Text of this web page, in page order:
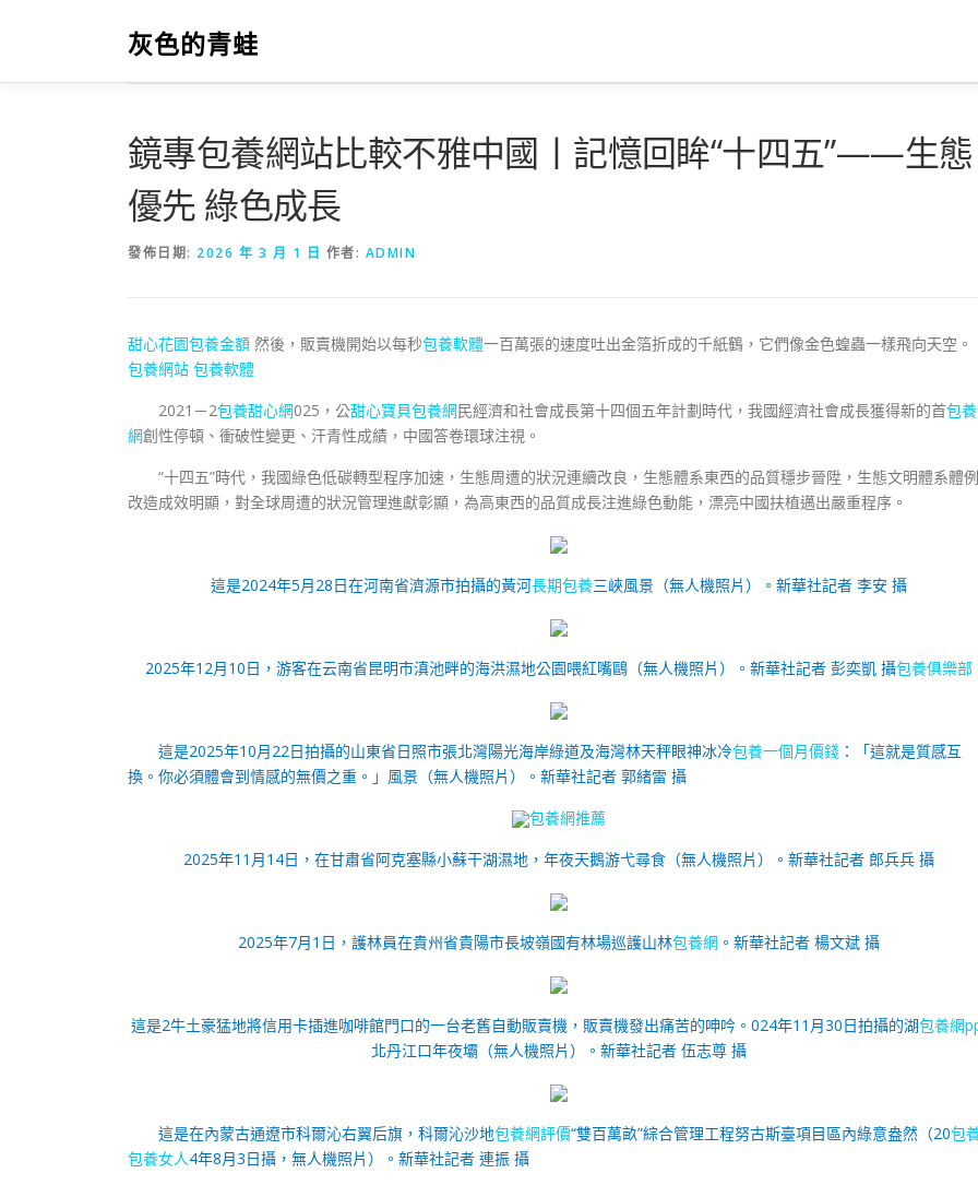
要
灰色的青蛙
鏡專包養網站比較不雅中國丨記憶回眸“十四五”——生態
優先 綠色成長
發佈日期: 2026 年 3 月 1 日 作者: ADMIN
甜心花園包養金額 然後，販賣機開始以每秒包養軟體一百萬張的速度吐出金箔折成的千紙鶴，它們像金色蝗蟲一樣飛向天空。
包養網站 包養軟體
2021－2包養甜心網025，公甜心寶貝包養網民經濟和社會成長第十四個五年計劃時代，我國經濟社會成長獲得新的首包養
網創性停頓、衝破性變更、汗青性成績，中國答卷環球注視。
“十四五”時代，我國綠色低碳轉型程序加速，生態周遭的狀況連續改良，生態體系東西的品質穩步晉陞，生態文明體系體例
改造成效明顯，對全球周遭的狀況管理進獻彰顯，為高東西的品質成長注進綠色動能，漂亮中國扶植邁出嚴重程序。
這是2024年5月28日在河南省濟源市拍攝的黃河長期包養三峽風景（無人機照片）。新華社記者 李安 攝
2025年12月10日，游客在云南省昆明市滇池畔的海洪濕地公園喂紅嘴鷗（無人機照片）。新華社記者 彭奕凱 攝包養俱樂部
這是2025年10月22日拍攝的山東省日照市張北灣陽光海岸綠道及海灣林天秤眼神冰冷包養一個月價錢 ：「這就是質感互
換。你必須體會到情感的無價之重。」風景（無人機照片）。 新華社記者 郭緒雷 攝
包養網推薦
2025年11月14日，在甘肅省阿克塞縣小蘇干湖濕地，年夜天鵝游弋尋食（無人機照片）。新華社記者 郎兵兵 攝
2025年7月1日，護林員在貴州省貴陽市長坡嶺國有林場巡護山林包養網 。新華社記者 楊文斌 攝
這是2牛土豪猛地將信用卡插進咖啡館門口的一台老舊自動販賣機，販賣機發出痛苦的呻吟。024年11月30日拍攝的湖包養網
北丹江口年夜壩（無人機照片）。新華社記者 伍志尊 攝
這是在內蒙古通遼市科爾沁右翼后旗，科爾沁沙地包養網評價“雙百萬畝”綜合管理工程努古斯臺項目區內綠意盎然（20包
包養女人4年8月3日攝，無人機照片）。 新華社記者 連振 攝